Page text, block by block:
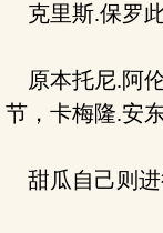
克里斯.保罗
原本托尼.阿
节，卡梅隆.安
甜瓜自己则进